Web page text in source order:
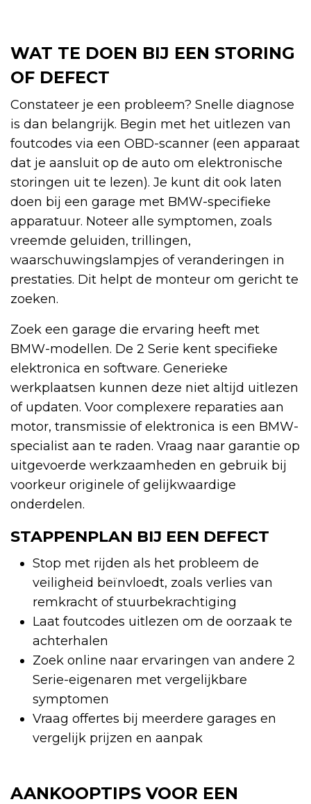
WAT TE DOEN BIJ EEN STORING
OF DEFECT
Constateer je een probleem? Snelle diagnose
is dan belangrijk. Begin met het uitlezen van
foutcodes via een OBD-scanner (een apparaat
dat je aansluit op de auto om elektronische
storingen uit te lezen). Je kunt dit ook laten
doen bij een garage met BMW-specifieke
apparatuur. Noteer alle symptomen, zoals
vreemde geluiden, trillingen,
waarschuwingslampjes of veranderingen in
prestaties. Dit helpt de monteur om gericht te
zoeken.
Zoek een garage die ervaring heeft met
BMW-modellen. De 2 Serie kent specifieke
elektronica en software. Generieke
werkplaatsen kunnen deze niet altijd uitlezen
of updaten. Voor complexere reparaties aan
motor, transmissie of elektronica is een BMW-
specialist aan te raden. Vraag naar garantie op
uitgevoerde werkzaamheden en gebruik bij
voorkeur originele of gelijkwaardige
onderdelen.
STAPPENPLAN BIJ EEN DEFECT
Stop met rijden als het probleem de
veiligheid beïnvloedt, zoals verlies van
remkracht of stuurbekrachtiging
Laat foutcodes uitlezen om de oorzaak te
achterhalen
Zoek online naar ervaringen van andere 2
Serie-eigenaren met vergelijkbare
symptomen
Vraag offertes bij meerdere garages en
vergelijk prijzen en aanpak
AANKOOPTIPS VOOR EEN